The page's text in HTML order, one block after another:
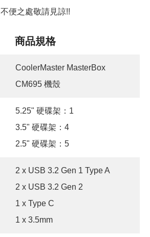
不便之處敬請見諒!!
商品規格
CoolerMaster MasterBox
CM695 機殼
5.25" 硬碟架：1
3.5" 硬碟架：4
2.5" 硬碟架：5
2 x USB 3.2 Gen 1 Type A
2 x USB 3.2 Gen 2
1 x Type C
1 x 3.5mm